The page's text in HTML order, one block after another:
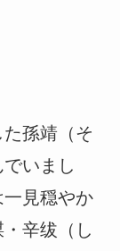
孫靖（そ
いまし
見穏やか
辛绂（し